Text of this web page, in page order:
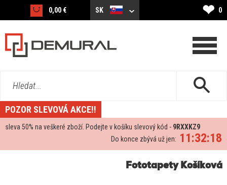
0,00 € SK ❤ 0
Hledat...
POZOR SLEVOVÁ AKCE!!
sleva 50% na veškeré zboží. Podejte v košíku slevový kód - 9RXXKZ9
11:32:17
Do konce zbývá už jen:
Fototapety Košíková